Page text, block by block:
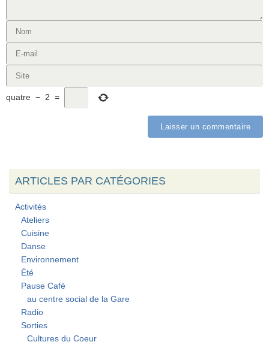
quatre − 2 =
ARTICLES PAR CATÉGORIES
Activités
Ateliers
Cuisine
Danse
Environnement
Été
Pause Café
au centre social de la Gare
Radio
Sorties
Cultures du Coeur